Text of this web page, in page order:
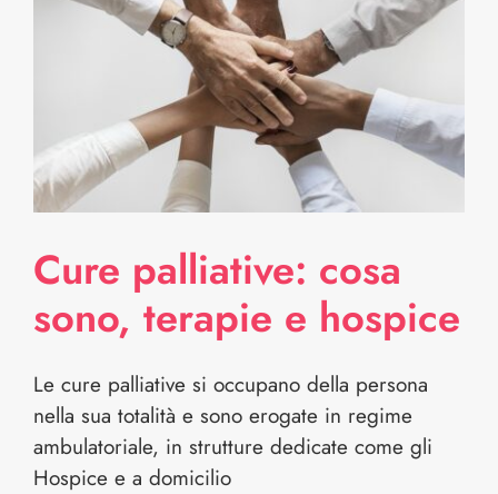
Cure palliative: cosa
sono, terapie e hospice
Le cure palliative si occupano della persona
nella sua totalità e sono erogate in regime
ambulatoriale, in strutture dedicate come gli
Hospice e a domicilio